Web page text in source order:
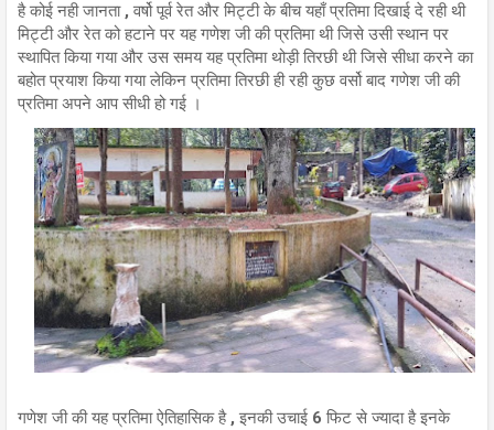
है कोई नही जानता , वर्षो पूर्व रेत और मिट्टी के बीच यहाँ प्रतिमा दिखाई दे रही थी
मिट्टी और रेत को हटाने पर यह गणेश जी की प्रतिमा थी जिसे उसी स्थान पर
स्थापित किया गया और उस समय यह प्रतिमा थोड़ी तिरछी थी जिसे सीधा करने का
बहोत प्रयाश किया गया लेकिन प्रतिमा तिरछी ही रही कुछ वर्सो बाद गणेश जी की
प्रतिमा अपने आप सीधी हो गई ।
गणेश जी की यह प्रतिमा ऐतिहासिक है , इनकी उचाई 6 फिट से ज्यादा है इनके